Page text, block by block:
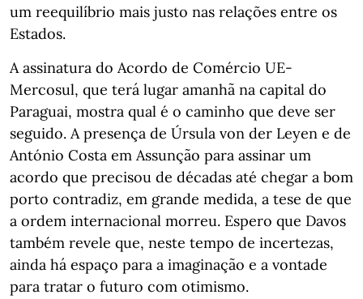
um reequilíbrio mais justo nas relações entre os
Estados.
A assinatura do Acordo de Comércio UE-
Mercosul, que terá lugar amanhã na capital do
Paraguai, mostra qual é o caminho que deve ser
seguido. A presença de Úrsula von der Leyen e de
António Costa em Assunção para assinar um
acordo que precisou de décadas até chegar a bom
porto contradiz, em grande medida, a tese de que
a ordem internacional morreu. Espero que Davos
também revele que, neste tempo de incertezas,
ainda há espaço para a imaginação e a vontade
para tratar o futuro com otimismo.